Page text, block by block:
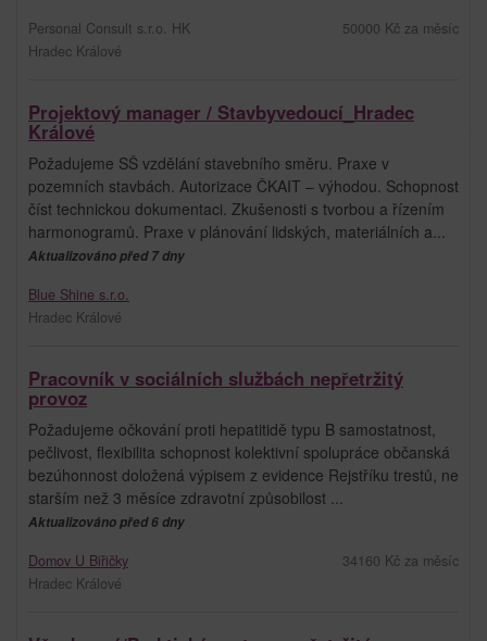
Personal Consult s.r.o. HK
Hradec Králové
50000 Kč za měsíc
Projektový manager / Stavbyvedoucí_Hradec
Králové
Požadujeme SŠ vzdělání stavebního směru. Praxe v
pozemních stavbách. Autorizace ČKAIT – výhodou. Schopnost
číst technickou dokumentaci. Zkušenosti s tvorbou a řízením
harmonogramů. Praxe v plánování lidských, materiálních a...
Aktualizováno před 7 dny
Blue Shine s.r.o.
Hradec Králové
Pracovník v sociálních službách nepřetržitý
provoz
Požadujeme očkování proti hepatitidě typu B samostatnost,
pečlivost, flexibilita schopnost kolektivní spolupráce občanská
bezúhonnost doložená výpisem z evidence Rejstříku trestů, ne
starším než 3 měsíce zdravotní způsobilost ...
Aktualizováno před 6 dny
Domov U Biřičky
Hradec Králové
34160 Kč za měsíc